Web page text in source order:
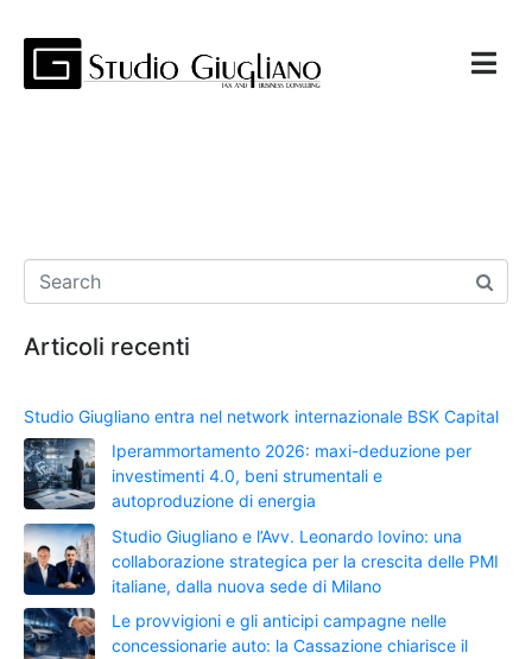
Articoli recenti
Studio Giugliano entra nel network internazionale BSK Capital
Iperammortamento 2026: maxi-deduzione per
investimenti 4.0, beni strumentali e
autoproduzione di energia
Studio Giugliano e l’Avv. Leonardo Iovino: una
collaborazione strategica per la crescita delle PMI
italiane, dalla nuova sede di Milano
Le provvigioni e gli anticipi campagne nelle
concessionarie auto: la Cassazione chiarisce il